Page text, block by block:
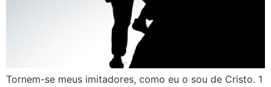
Tornem-se meus imitadores, como eu o sou de Cristo. 1